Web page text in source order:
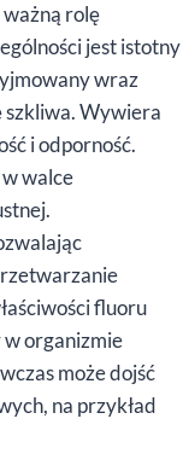
rolę
jest istotny
wraz
szkliwa. Wywiera
i odporność.
walce
fluoru
w organizmie
może dojść
na przykład